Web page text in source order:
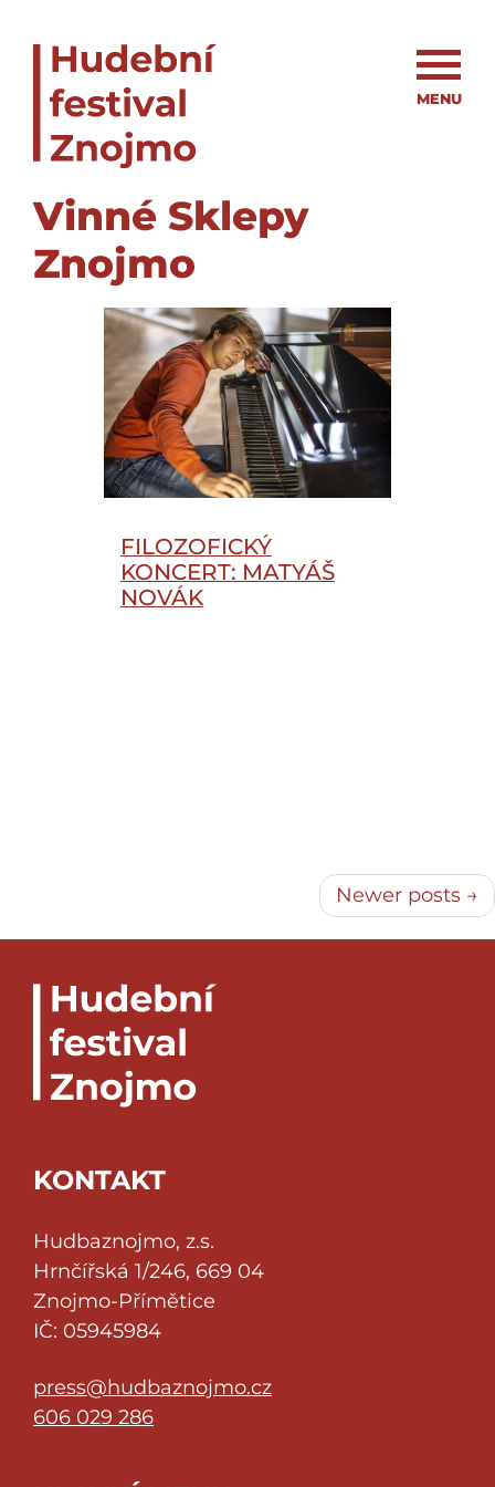
MENU
Vinné Sklepy
Znojmo
FILOZOFICKÝ
KONCERT: MATYÁŠ
NOVÁK
Newer posts →
KONTAKT
Hudbaznojmo, z.s.
Hrnčířská 1/246, 669 04
Znojmo-Přímětice
IČ: 05945984
press@hudbaznojmo.cz
606 029 286